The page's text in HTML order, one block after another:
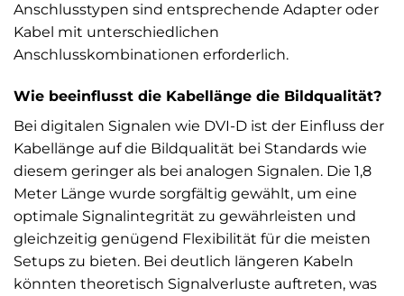
Anschlusstypen sind entsprechende Adapter oder
Kabel mit unterschiedlichen
Anschlusskombinationen erforderlich.
Wie beeinflusst die Kabellänge die Bildqualität?
Bei digitalen Signalen wie DVI-D ist der Einfluss der
Kabellänge auf die Bildqualität bei Standards wie
diesem geringer als bei analogen Signalen. Die 1,8
Meter Länge wurde sorgfältig gewählt, um eine
optimale Signalintegrität zu gewährleisten und
gleichzeitig genügend Flexibilität für die meisten
Setups zu bieten. Bei deutlich längeren Kabeln
könnten theoretisch Signalverluste auftreten, was